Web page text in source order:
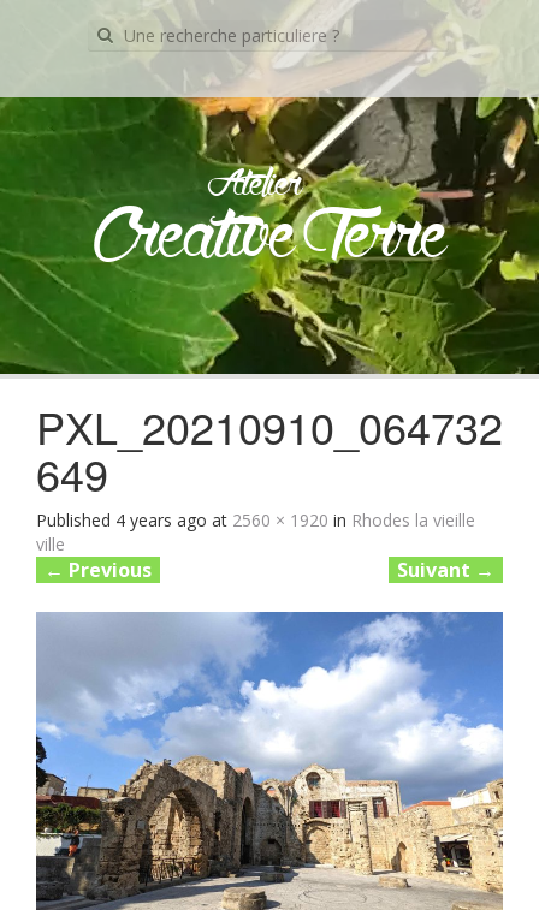
Recherche
pour:
Atelier
Creative Terre
Skip
to
PXL_20210910_064732
649
Published 4 years ago at 2560 × 1920 in Rhodes la vieille
ville
← Previous Suivant →